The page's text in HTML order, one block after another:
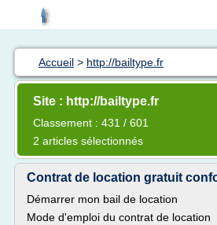
Accueil > http://bailtype.fr
Site : http://bailtype.fr
Classement : 431 / 601
2 articles sélectionnés
Contrat de location gratuit
Démarrer mon bail de location
Mode d'emploi du contrat de location